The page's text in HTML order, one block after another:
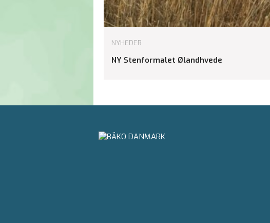
NYHEDER
NY Stenformalet Ølandhvede